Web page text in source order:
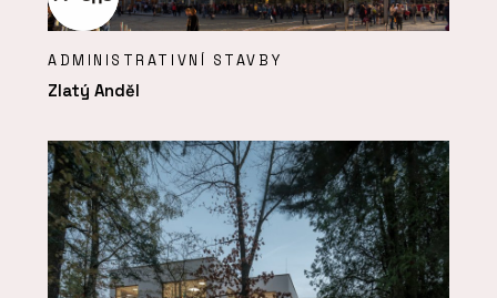
ADMINISTRATIVNÍ STAVBY
Zlatý Anděl